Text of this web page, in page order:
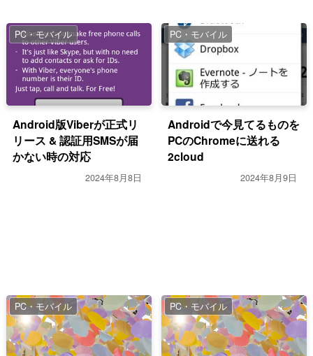
PC・モバイル
Android版Viberが正式リ
リース & 認証用SMSが届
かない時の対応
2024年8月8日
PC・モバイル
Androidで今見てるものを
PCのChromeに送れる
2cloud
2024年8月9日
PC・モバイル PC・モバイル